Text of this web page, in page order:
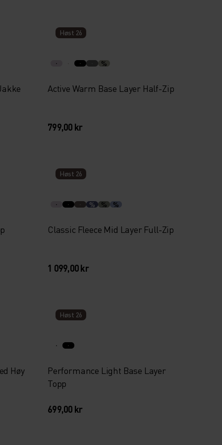
Høst 26
%
Active Warm Base Layer Half-Zip
799,00 kr
Høst 26
% % %
Classic Fleece Mid Layer Full-Zip
1 099,00 kr
Høy
Høst 26
Performance Light Base Layer
Topp
699,00 kr